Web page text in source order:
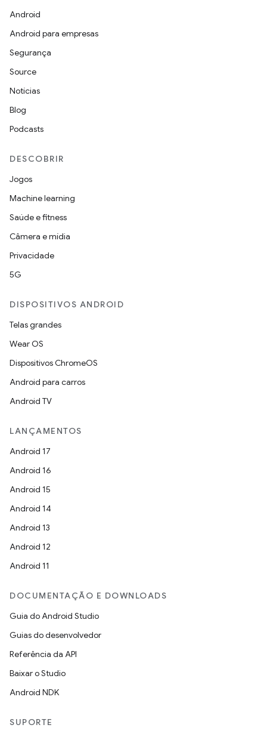
Android
Android para empresas
Segurança
Source
Notícias
Blog
Podcasts
DESCOBRIR
Jogos
Machine learning
Saúde e fitness
Câmera e mídia
Privacidade
5G
DISPOSITIVOS ANDROID
Telas grandes
Wear OS
Dispositivos ChromeOS
Android para carros
Android TV
LANÇAMENTOS
Android 17
Android 16
Android 15
Android 14
Android 13
Android 12
Android 11
DOCUMENTAÇÃO E DOWNLOADS
Guia do Android Studio
Guias do desenvolvedor
Referência da API
Baixar o Studio
Android NDK
SUPORTE